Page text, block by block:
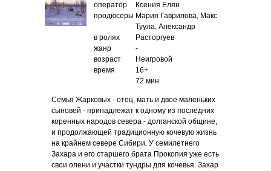
Ксения Елян
Мария Гаврилова, Макс
Туула, Александр
Расторгуев
-
Неигровой
16+
72 мин
оператор
продюсеры
в ролях
жанр
возраст
время
Семья Жарковых - отец, мать и двое маленьких
сыновей - принадлежат к одному из последних
коренных народов севера - долганской общине,
и продолжающей традиционную кочевую жизнь
на крайнем севере Сибири. У семилетнего
Захара и его старшего брата Прокопия уже есть
свои олени и участки тундры для кочевья. Захар